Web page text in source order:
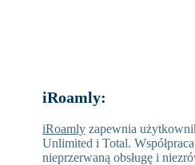
iRoamly:
iRoamly zapewnia
Unlimited i Total.
nieprzerwaną obsługę i